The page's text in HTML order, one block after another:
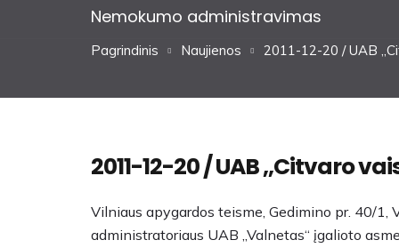
Nemokumo administravimas
Pagrindinis Naujienos 2011-12-20 / UAB
2011-12-20 / UAB ,,Citvaro
Vilniaus apygardos teisme, Gedimino pr. 40/1,
administratoriaus UAB ,,Valnetas“ įgalioto